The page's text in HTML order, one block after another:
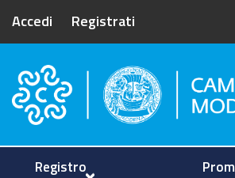
Accedi Registrati
Camera di
Registro